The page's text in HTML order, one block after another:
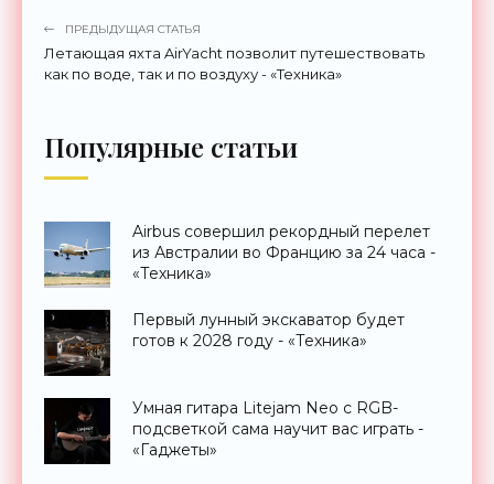
ПРЕДЫДУЩАЯ СТАТЬЯ
Летающая яхта AirYacht позволит путешествовать
как по воде, так и по воздуху - «Техника»
Популярные статьи
Airbus совершил рекордный перелет
из Австралии во Францию за 24 часа -
«Техника»
Первый лунный экскаватор будет
готов к 2028 году - «Техника»
Умная гитара Litejam Neo с RGB-
подсветкой сама научит вас играть -
«Гаджеты»